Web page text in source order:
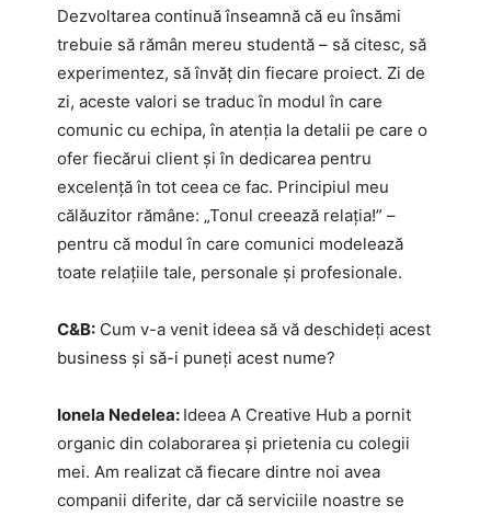
Dezvoltarea continuă înseamnă că eu însămi
trebuie să rămân mereu studentă – să citesc, să
experimentez, să învăț din fiecare proiect. Zi de
zi, aceste valori se traduc în modul în care
comunic cu echipa, în atenția la detalii pe care o
ofer fiecărui client și în dedicarea pentru
excelență în tot ceea ce fac. Principiul meu
călăuzitor rămâne: „Tonul creează relația!” –
pentru că modul în care comunici modelează
toate relațiile tale, personale și profesionale.
C&B: Cum v-a venit ideea să vă deschideți acest
business și să-i puneți acest nume?
Ionela Nedelea: Ideea A Creative Hub a pornit
organic din colaborarea și prietenia cu colegii
mei. Am realizat că fiecare dintre noi avea
companii diferite, dar că serviciile noastre se